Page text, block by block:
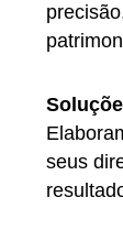
seus